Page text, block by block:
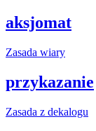
aksjomat
Zasada wiary
przykazanie
Zasada z dekalogu